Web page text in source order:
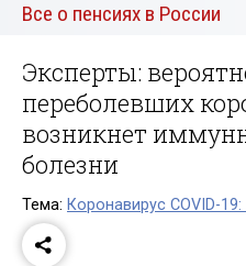
Все о пенсиях в России
Эксперты:
переболевших
возникнет
болезни
Тема: Коронавирус COVID-